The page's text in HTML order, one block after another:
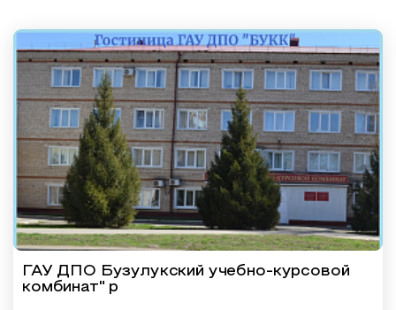
ГАУ ДПО Бузулукский учебно-курсовой
комбинат" р